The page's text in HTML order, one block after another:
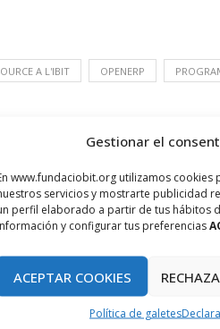
Gestionar el
www.fundaciobit.org utilizamos
servicios y mostrarte publicidad
perfil elaborado a partir de tus hábitos
y configurar tus preferencias
ACEPTAR COOKIES
Política de galetes
A L'IBIT OPENERP